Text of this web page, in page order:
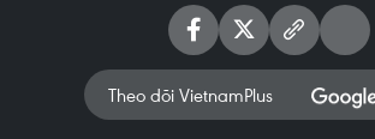
Theo dõi VietnamPlus